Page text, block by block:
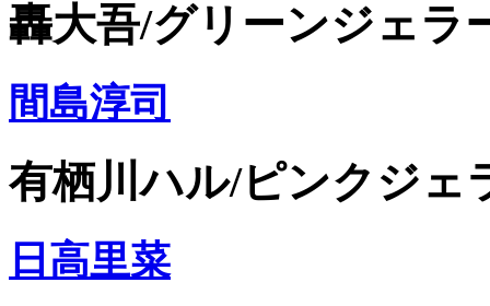
轟大吾/グリーンジェラ
間島淳司
有栖川ハル/ピンクジェ
日高里菜